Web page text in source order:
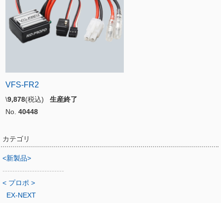
VFS-FR2
\9,878(税込) 生産終了
No. 40448
カテゴリ
<新製品>
-------------------------
< プロポ >
EX-NEXT